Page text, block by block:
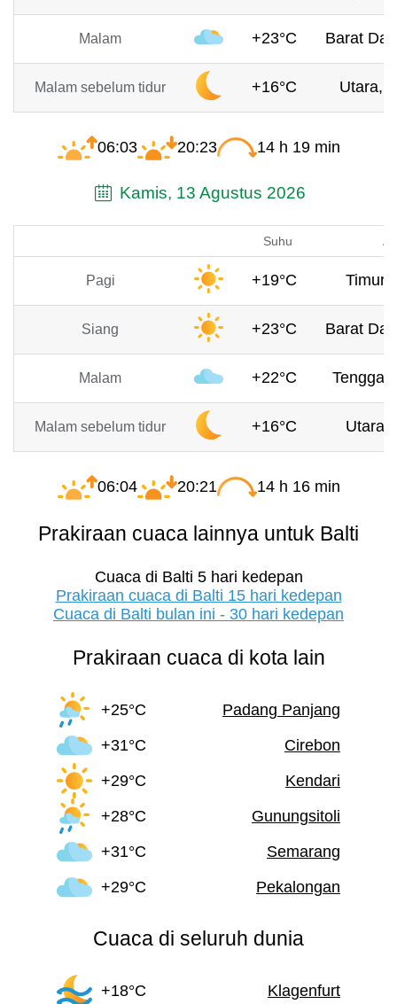
Malam +23°C Barat
Malam sebelum tidur +16°C Utara,
06:03 20:23 14 h 19 min
Kamis, 13 Agustus 2026
Suhu
Pagi +19°C Timur,
Siang +23°C Barat
Malam +22°C
Malam sebelum tidur +16°C Utara,
06:04 20:21 14 h 16 min
Prakiraan cuaca lainnya untuk Balti
Cuaca di Balti 5 hari kedepan
Prakiraan cuaca di Balti 15 hari kedepan
Cuaca di Balti bulan ini - 30 hari kedepan
Prakiraan cuaca di kota lain
+25°C
Padang Panjang
+31°C
Cirebon
+29°C
Kendari
+28°C
Gunungsitoli
+31°C
Semarang
+29°C
Pekalongan
Cuaca di seluruh dunia
+18°C Klagenfurt